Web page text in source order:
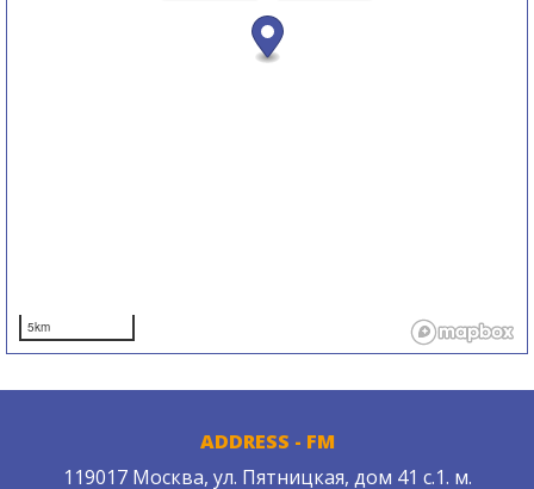
5km
ADDRESS - FM
119017 Москва, ул. Пятницкая, дом 41 с.1. м.